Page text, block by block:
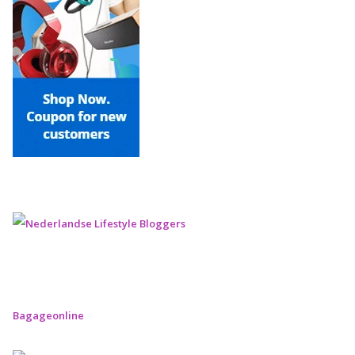
Bagageonline